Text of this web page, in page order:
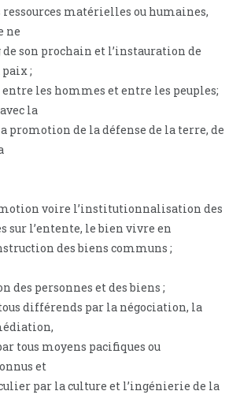
matérielles ou humaines,
ne
de son prochain et l’instauration de
;
les hommes et entre les peuples;
la
promotion de la défense de la terre, de
voire l’institutionnalisation des
sur l’entente, le bien vivre en
des biens communs ;
des personnes et des biens ;
différends par la négociation, la
tous moyens pacifiques ou
et
par la culture et l’ingénierie de la